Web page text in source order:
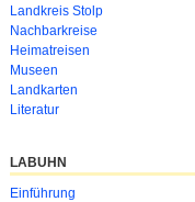
überspringen
Landkreis Stolp
Nachbarkreise
Heimatreisen
Museen
Landkarten
Literatur
LABUHN
Navigation
Einführung